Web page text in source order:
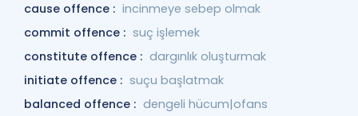
cause offence : incinmeye sebep olmak
commit offence : suç işlemek
constitute offence : dargınlık oluşturmak
initiate offence : suçu başlatmak
balanced offence : dengeli hücum|ofans